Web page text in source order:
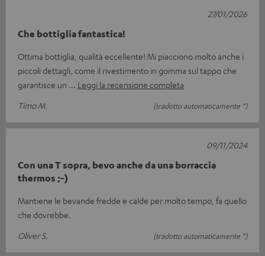
Che bottiglia fantastica!
Ottima bottiglia, qualità eccellente! Mi piacciono molto anche i
piccoli dettagli, come il rivestimento in gomma sul tappo che
garantisce un
Leggi la recensione completa
Timo M.
(tradotto automaticamente *)
27/01/2026
Con una T sopra, bevo anche da una borraccia
thermos ;-)
Mantiene le bevande fredde e calde per molto tempo, fa quello
che dovrebbe.
Oliver S.
(tradotto automaticamente *)
09/11/2024